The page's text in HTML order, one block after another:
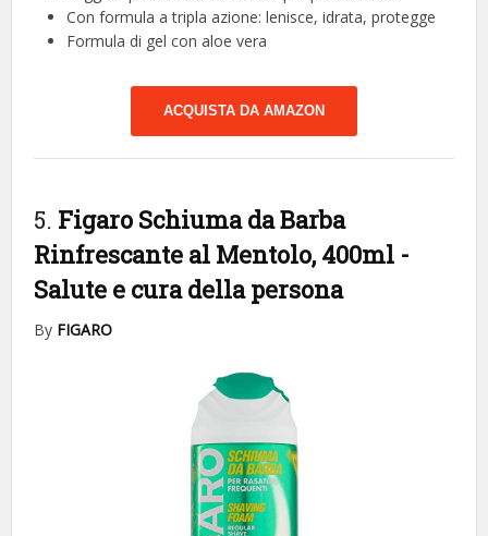
Con formula a tripla azione: lenisce, idrata, protegge
Formula di gel con aloe vera
ACQUISTA DA AMAZON
5. Figaro Schiuma da Barba
Rinfrescante al Mentolo, 400ml -
Salute e cura della persona
By FIGARO